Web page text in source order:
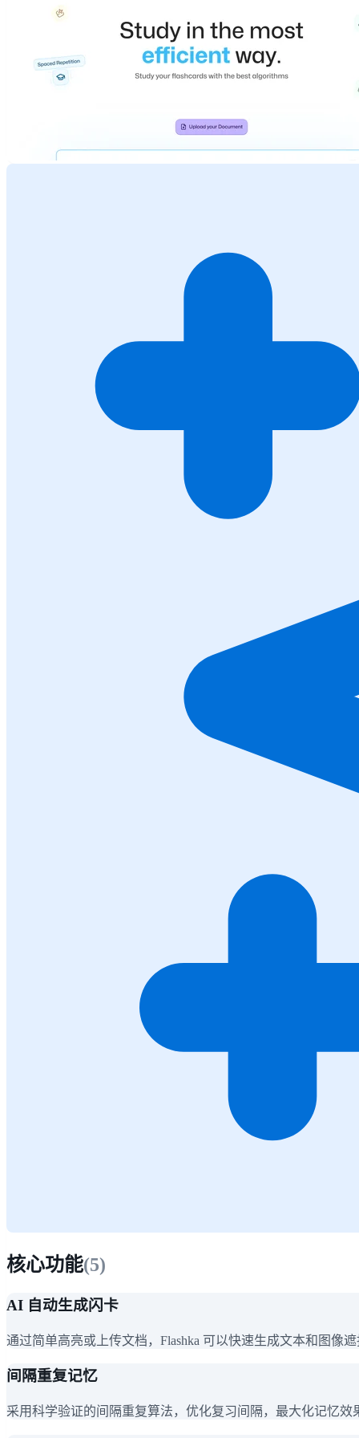
核心功能(5)
AI 自动生成闪卡
通过简单高亮或上传文档，Flashka 可以快速生成文本和图像
间隔重复记忆
采用科学验证的间隔重复算法，优化复习间隔，最大化记忆效